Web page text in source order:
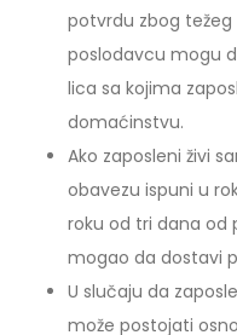
potvrdu zbog
poslodavcu mogu
lica sa kojima
domaćinstvu.
Ako zaposleni živi
obavezu ispuni u
roku od tri dana od
mogao da dostavi
U slučaju da
može postojati